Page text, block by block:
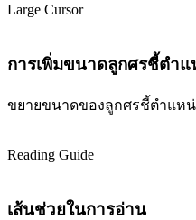
Large Cursor
การเพิ่มขนาดลูกศรชี้ตำแ
ขยายขนาดของลูกศรชี้ตำแหน่
Reading Guide
เส้นช่วยในการอ่าน